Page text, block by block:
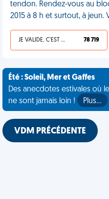
tendon. Rendez-vous au
2015 à 8 h et surtout, à jeun.
JE VALIDE, C'EST UNE VDM 78 719
Été : Soleil, Mer et Gaffes
Des anecdotes estivales où
ne sont jamais loin !
Plus…
VDM PRÉCÉDENTE